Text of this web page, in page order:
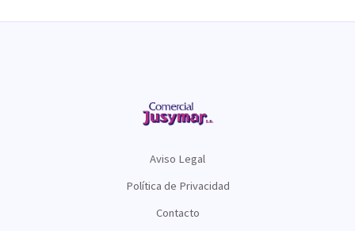
Aviso Legal
Política de Privacidad
Contacto